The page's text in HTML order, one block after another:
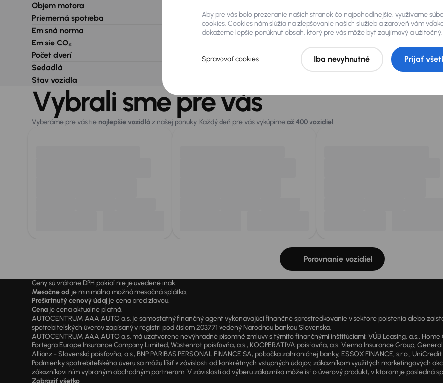
Objem motora
Priemerná spotreba
Emisná norma
Emisie CO₂
Počet dverí
Sedadlá
Stav vozidla
Vybrali sme pre vás
Vyberáme pre vás tie najlepšie vozidláz našej ponuky. Každý deň pre vás vykúpimeaž 400 vozidiel.
Porovnanie vozidiel
Ceny sú vrátane DPH pokiaľ nie je uvedené inak.
Mesačne od je minimálna možná mesačná splátka.
Preškrtnutý cenový údaj je cena pred zľavou.
Cena je cena aktuálne platná.
AUTOCENTRUM AAA AUTO a.s. je samostatný finančný agent vykonávajúci finančné sprostredkovanie v sektore poistenia alebo
spotrebiteľských úverov zapísaný v registri pod číslom 203771 vedený Národnou bankou Slovenska.
AUTOCENTRUM AAA AUTO a.s. má uzatvorené nevýhradné písomné zmluvy s týmito finančnými inštitúciami: VÚB Leasing, a.s.,
Fortegra Europe Insurance Company Limited, Wüstenrot poisťovňa, a.s., KOOPERATIVA poisťovňa, a.s. Vienna Insurance Group,
Allianz - Slovenská poisťovňa, a.s., BNP PARIBAS PERSONAL FINANCE SA, pobočka zahraničnej banky, ESSOX FINANCE, s.r.o.,
Podmienky spotrebiteľského úveru sa môžu líšiť v závislosti od konkrétnych vstupných údajov, zákazníkom využitých marketingových
zákazníkovi ním vybraným obchodným partnerom. V závislosti od výberu zákazníka môže ísť o úverový produkt, v ktorom je posledná
Zobraziť všetko
Aby pre vás bolo prezeranie našich stránok čo najpohodlnejšie, využívame
cookies. Cookies nám slúžia na zlepšovanie našich služieb a zároveň vám
dokážeme lepšie ponúknuť obsah, ktorý pre vás môže byť zaujímavý a užitočný.
Spravovať cookies Iba nevyhnutné Prijať